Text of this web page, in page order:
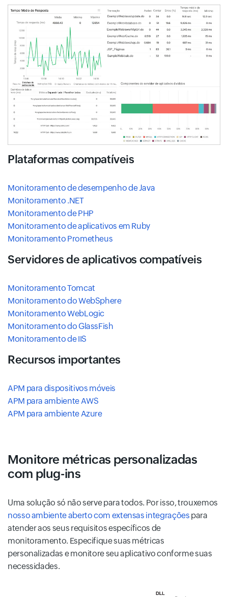
Plataformas compatíveis
Monitoramento de desempenho de Java
Monitoramento .NET
Monitoramento de PHP
Monitoramento de aplicativos em Ruby
Monitoramento Prometheus
Servidores de aplicativos compatíveis
Monitoramento Tomcat
Monitoramento do WebSphere
Monitoramento WebLogic
Monitoramento do GlassFish
Monitoramento de IIS
Recursos importantes
APM para dispositivos móveis
APM para ambiente AWS
APM para ambiente Azure
Monitore métricas personalizadas
com plug-ins
Uma solução só não serve para todos. Por isso, trouxemos
nosso ambiente aberto com extensas integrações para
atender aos seus requisitos específicos de
monitoramento. Especifique suas métricas
personalizadas e monitore seu aplicativo conforme suas
necessidades.